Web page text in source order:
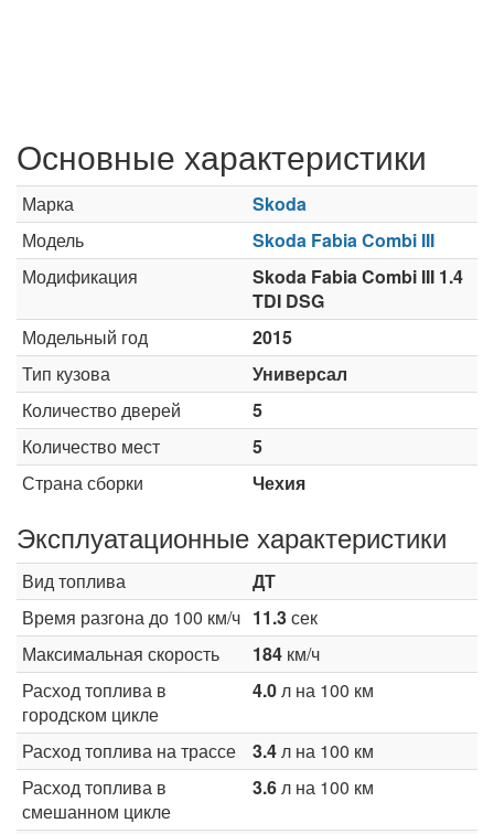
Основные характеристики
Марка
Skoda
Модель
Skoda Fabia Combi III
Модификация
Skoda Fabia Combi III 1.4
TDI DSG
Модельный год
2015
Тип кузова
Универсал
Количество дверей
5
Количество мест
5
Страна сборки
Чехия
Эксплуатационные характеристики
Вид топлива
ДТ
Время разгона до 100 км/ч 11.3сек
Максимальная скорость
184 км/ч
Расход топлива в
городском цикле
4.0л на 100 км
Расход топлива на трассе 3.4л на 100 км
Расход топлива в
смешанном цикле
3.6л на 100 км